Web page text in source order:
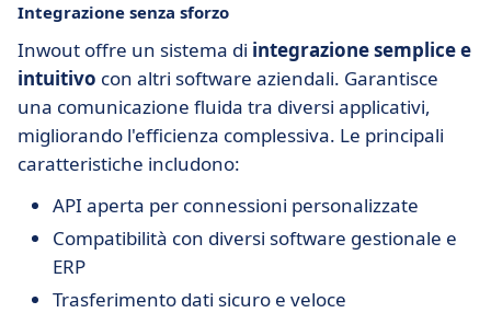
Integrazione senza sforzo
Inwout offre un sistema di integrazione semplice e
intuitivo con altri software aziendali. Garantisce
una comunicazione fluida tra diversi applicativi,
migliorando l'efficienza complessiva. Le principali
caratteristiche includono:
API aperta per connessioni personalizzate
Compatibilità con diversi software gestionale e
ERP
Trasferimento dati sicuro e veloce